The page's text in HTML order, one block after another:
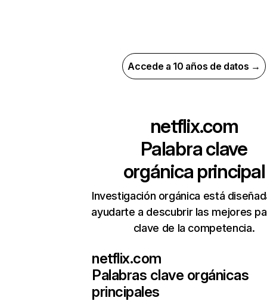
Accede a 10 años de datos →
netflix.com
Palabra clave
orgánica principal
Investigación orgánica está
ayudarte a descubrir las mejores
clave de la competencia.
netflix.com
Palabras clave orgánicas
principales